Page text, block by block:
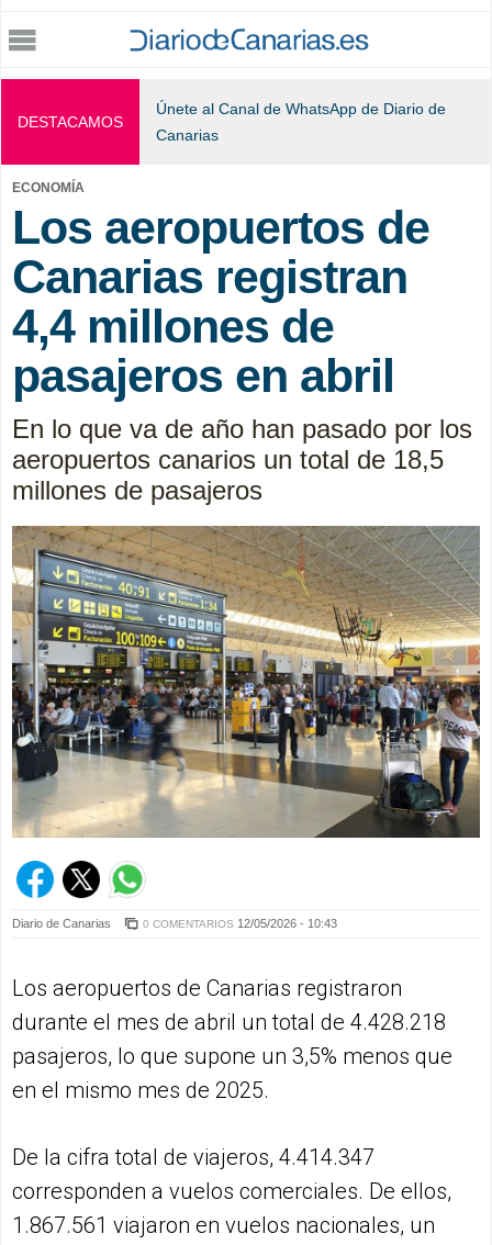
DESTACAMOS
Únete al Canal de WhatsApp de Diario de
Canarias
ECONOMÍA
Los aeropuertos de
Canarias registran
4,4 millones de
pasajeros en abril
En lo que va de año han pasado por los
aeropuertos canarios un total de 18,5
millones de pasajeros
Diario de Canarias 0 COMENTARIOS 12/05/2026 - 10:43
Los aeropuertos de Canarias registraron
durante el mes de abril un total de 4.428.218
pasajeros, lo que supone un 3,5% menos que
en el mismo mes de 2025.
De la cifra total de viajeros, 4.414.347
corresponden a vuelos comerciales. De ellos,
1.867.561 viajaron en vuelos nacionales, un